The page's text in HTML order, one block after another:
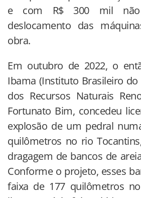
e com R$ 300 mil
deslocamento das
obra.
Em outubro de 2022, o
Ibama (Instituto Brasileiro
dos Recursos Naturais
Fortunato Bim, concedeu
explosão de um pedral
quilômetros no rio
dragagem de bancos de
Conforme o projeto, esses
faixa de 177 quilômetros